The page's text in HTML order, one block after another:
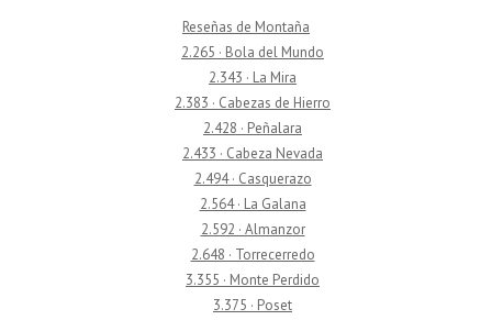
Reseñas de Montaña
2.265 · Bola del Mundo
2.343 · La Mira
2.383 · Cabezas de Hierro
2.428 · Peñalara
2.433 · Cabeza Nevada
2.494 · Casquerazo
2.564 · La Galana
2.592 · Almanzor
2.648 · Torrecerredo
3.355 · Monte Perdido
3.375 · Poset